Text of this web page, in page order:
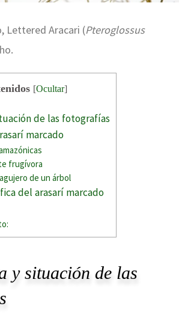
Lettered Aracari (Pteroglossus
[Ocultar]
de las fotografías
marcado
frugívora
de un árbol
del arasarí marcado
y situación de las